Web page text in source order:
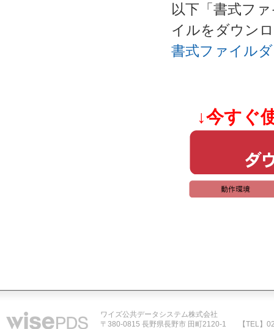
以下「書式フ
イルをダウン
書式ファイル
↓今すぐ
ワイズ公共データシステム株式会社
〒380-0815 長野県長野市 田町2120-1
【TEL】